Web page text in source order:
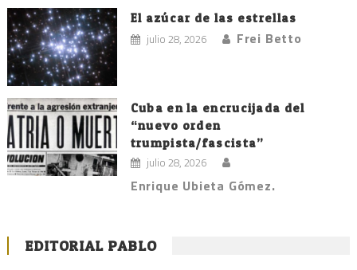
El azúcar de las estrellas
julio 28, 2026 Frei Betto
Cuba en la encrucijada del
“nuevo orden
trumpista/fascista”
julio 28, 2026
Enrique Ubieta Gómez.
EDITORIAL PABLO